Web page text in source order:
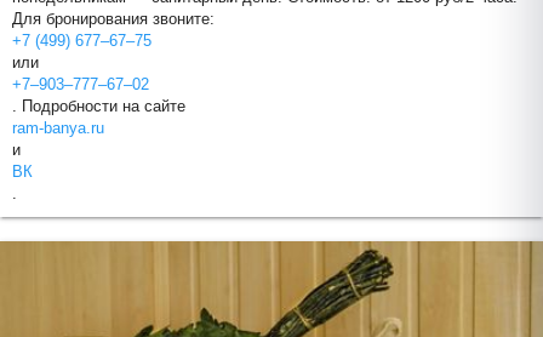
Для бронирования звоните:
+7 (499) 677‒67‒75
или
+7‒903‒777‒67‒02
. Подробности на сайте
ram-banya.ru
и
ВК
.